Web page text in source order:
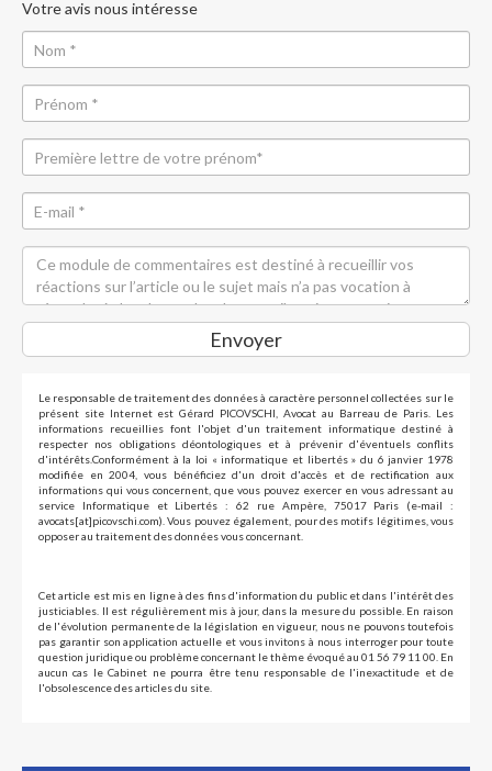
Votre avis nous intéresse
Envoyer
Le responsable de traitement des données à caractère personnel collectées sur le
présent site Internet est Gérard PICOVSCHI, Avocat au Barreau de Paris. Les
informations recueillies font l'objet d'un traitement informatique destiné à
respecter nos obligations déontologiques et à prévenir d'éventuels conflits
d'intérêts.Conformément à la loi « informatique et libertés » du 6 janvier 1978
modifiée en 2004, vous bénéficiez d'un droit d'accès et de rectification aux
informations qui vous concernent, que vous pouvez exercer en vous adressant au
service Informatique et Libertés : 62 rue Ampère, 75017 Paris (e-mail :
avocats[at]picovschi.com). Vous pouvez également, pour des motifs légitimes, vous
opposer au traitement des données vous concernant.
Cet article est mis en ligne à des fins d'information du public et dans l'intérêt des
justiciables. Il est régulièrement mis à jour, dans la mesure du possible. En raison
de l'évolution permanente de la législation en vigueur, nous ne pouvons toutefois
pas garantir son application actuelle et vous invitons à nous interroger pour toute
question juridique ou problème concernant le thème évoqué au 01 56 79 11 00. En
aucun cas le Cabinet ne pourra être tenu responsable de l'inexactitude et de
l'obsolescence des articles du site.